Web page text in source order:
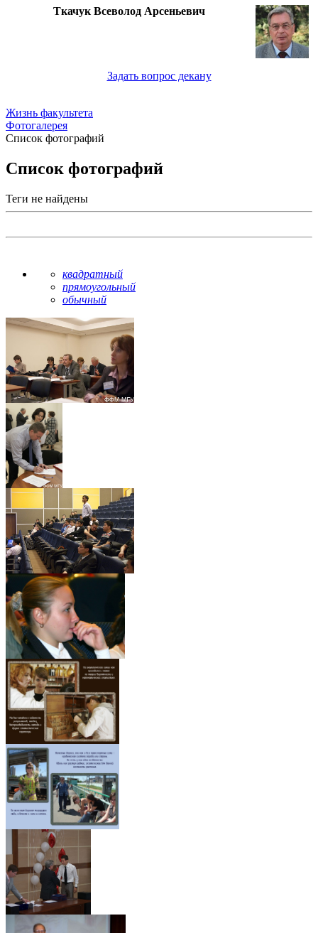
Ткачук Всеволод Арсеньевич
Задать вопрос декану
Жизнь факультета
Фотогалерея
Список фотографий
Список фотографий
Теги не найдены
квадратный
прямоугольный
обычный